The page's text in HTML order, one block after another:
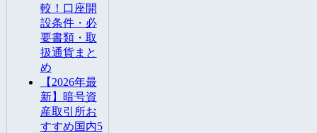
較！口座開
設条件・必
要書類・取
扱通貨まと
め
【2026年最
新】暗号資
産取引所お
すすめ国内5